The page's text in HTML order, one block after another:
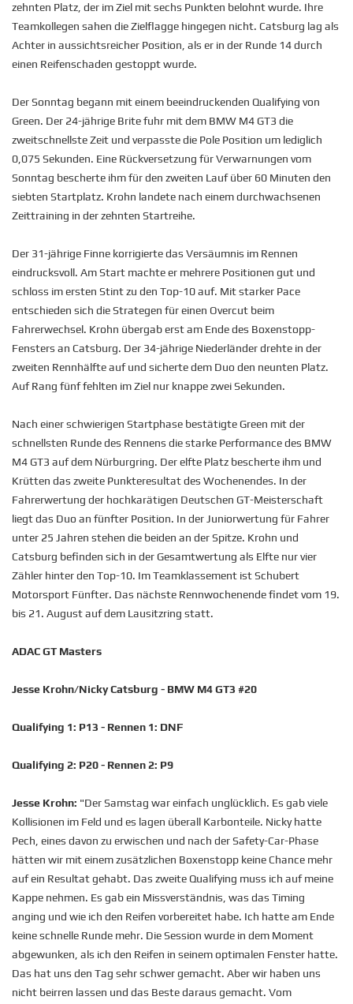
zehnten Platz, der im Ziel mit sechs Punkten belohnt wurde. Ihre
Teamkollegen sahen die Zielflagge hingegen nicht. Catsburg lag als
Achter in aussichtsreicher Position, als er in der Runde 14 durch
einen Reifenschaden gestoppt wurde.
Der Sonntag begann mit einem beeindruckenden Qualifying von
Green. Der 24-jährige Brite fuhr mit dem BMW M4 GT3 die
zweitschnellste Zeit und verpasste die Pole Position um lediglich
0,075 Sekunden. Eine Rückversetzung für Verwarnungen vom
Sonntag bescherte ihm für den zweiten Lauf über 60 Minuten den
siebten Startplatz. Krohn landete nach einem durchwachsenen
Zeittraining in der zehnten Startreihe.
Der 31-jährige Finne korrigierte das Versäumnis im Rennen
eindrucksvoll. Am Start machte er mehrere Positionen gut und
schloss im ersten Stint zu den Top-10 auf. Mit starker Pace
entschieden sich die Strategen für einen Overcut beim
Fahrerwechsel. Krohn übergab erst am Ende des Boxenstopp-
Fensters an Catsburg. Der 34-jährige Niederländer drehte in der
zweiten Rennhälfte auf und sicherte dem Duo den neunten Platz.
Auf Rang fünf fehlten im Ziel nur knappe zwei Sekunden.
Nach einer schwierigen Startphase bestätigte Green mit der
schnellsten Runde des Rennens die starke Performance des BMW
M4 GT3 auf dem Nürburgring. Der elfte Platz bescherte ihm und
Krütten das zweite Punkteresultat des Wochenendes. In der
Fahrerwertung der hochkarätigen Deutschen GT-Meisterschaft
liegt das Duo an fünfter Position. In der Juniorwertung für Fahrer
unter 25 Jahren stehen die beiden an der Spitze. Krohn und
Catsburg befinden sich in der Gesamtwertung als Elfte nur vier
Zähler hinter den Top-10. Im Teamklassement ist Schubert
Motorsport Fünfter. Das nächste Rennwochenende findet vom 19.
bis 21. August auf dem Lausitzring statt.
ADAC GT Masters
Jesse Krohn/Nicky Catsburg - BMW M4 GT3 #20
Qualifying 1: P13 - Rennen 1: DNF
Qualifying 2: P20 - Rennen 2: P9
Jesse Krohn: "Der Samstag war einfach unglücklich. Es gab viele
Kollisionen im Feld und es lagen überall Karbonteile. Nicky hatte
Pech, eines davon zu erwischen und nach der Safety-Car-Phase
hätten wir mit einem zusätzlichen Boxenstopp keine Chance mehr
auf ein Resultat gehabt. Das zweite Qualifying muss ich auf meine
Kappe nehmen. Es gab ein Missverständnis, was das Timing
anging und wie ich den Reifen vorbereitet habe. Ich hatte am Ende
keine schnelle Runde mehr. Die Session wurde in dem Moment
abgewunken, als ich den Reifen in seinem optimalen Fenster hatte.
Das hat uns den Tag sehr schwer gemacht. Aber wir haben uns
nicht beirren lassen und das Beste daraus gemacht. Vom